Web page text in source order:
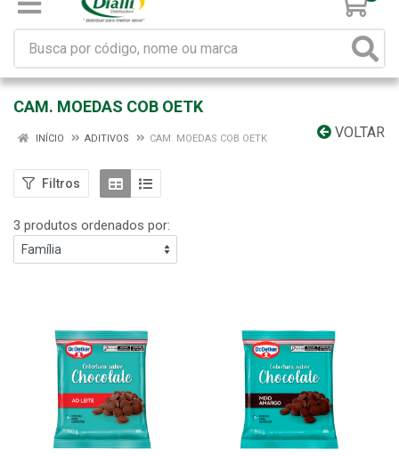
CAM. MOEDAS COB OETK
VOLTAR
INÍCIO ADITIVOS CAM. MOEDAS COB OETK
Filtros
3 produtos ordenados por: